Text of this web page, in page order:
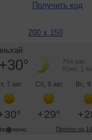
Получить код
200 x 150